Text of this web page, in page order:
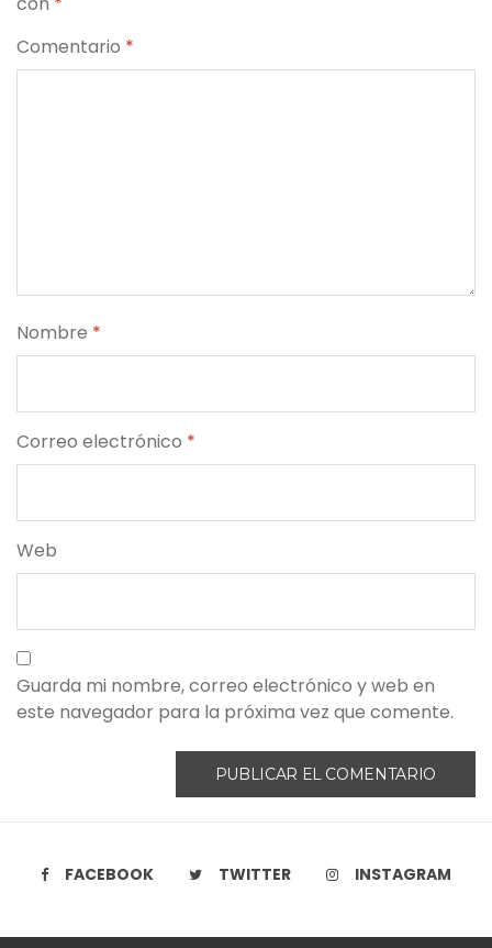
Comentario *
Nombre *
Correo electrónico *
Web
Guarda mi nombre, correo electrónico y web en
este navegador para la próxima vez que comente.
FACEBOOK TWITTER INSTAGRAM